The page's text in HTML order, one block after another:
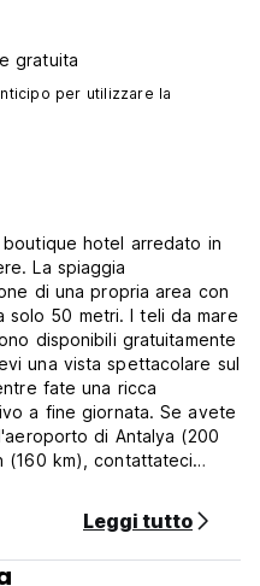
gratuita‎
per utilizzare la
hotel arredato in
La spiaggia
di una propria area con
solo 50 metri. I teli da mare
disponibili gratuitamente
una vista spettacolare sul
fate una ricca
a fine giornata. Se avete
di Antalya (200
(160 km), contattateci
dal porto e dal
Leggi tutto